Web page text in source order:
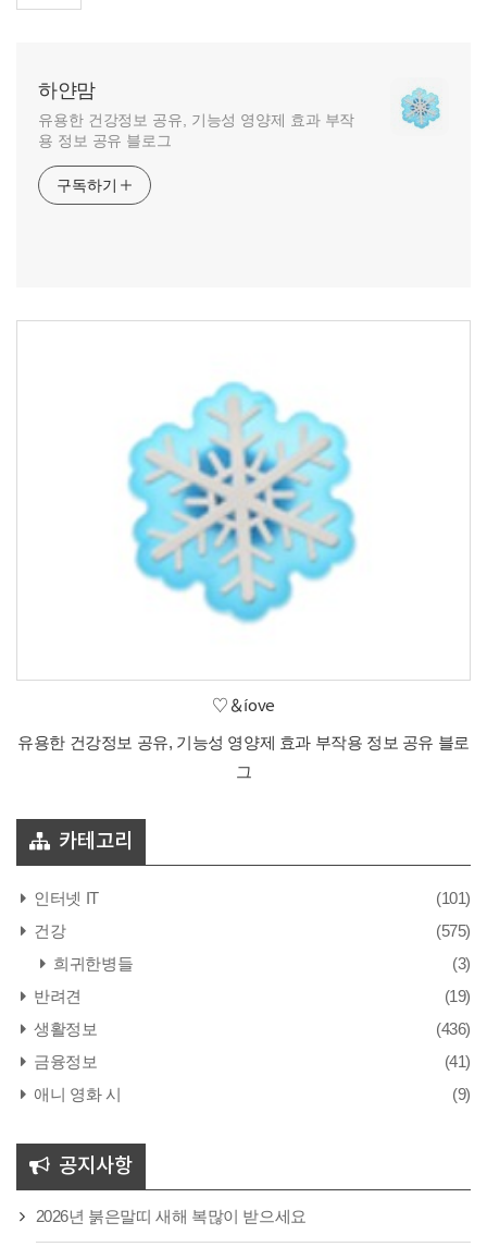
하얀맘
유용한 건강정보 공유, 기능성 영양제 효과 부작
용 정보 공유 블로그
구독하기
♡＆íove
유용한 건강정보 공유, 기능성 영양제 효과 부작용 정보 공유 블로
그
카테고리
인터넷 IT
(101)
건강
(575)
희귀한병들
(3)
반려견
(19)
생활정보
(436)
금융정보
(41)
애니 영화 시
(9)
공지사항
2026년 붉은말띠 새해 복많이 받으세요